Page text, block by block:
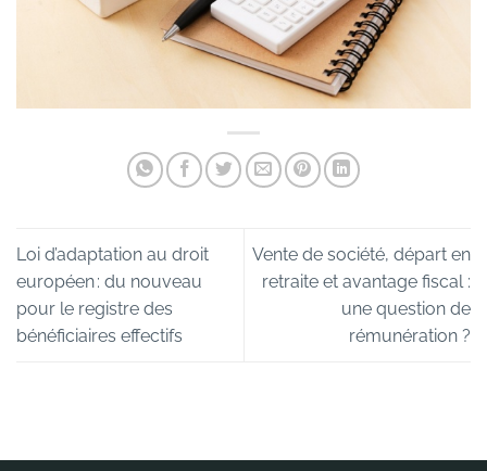
Loi d’adaptation au droit
européen : du nouveau
pour le registre des
bénéficiaires effectifs
Vente de société, départ en
retraite et avantage fiscal :
une question de
rémunération ?